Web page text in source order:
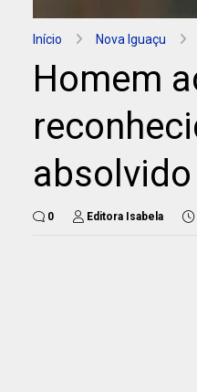
Início Nova Iguaçu
Homem
absolvido
0 Editora Isabela